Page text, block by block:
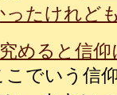
ったけれど
めると信
こでいう信